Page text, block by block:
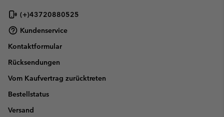
(+)43720880525
Kundenservice
Kontaktformular
Rücksendungen
Vom Kaufvertrag zurücktreten
Bestellstatus
Versand